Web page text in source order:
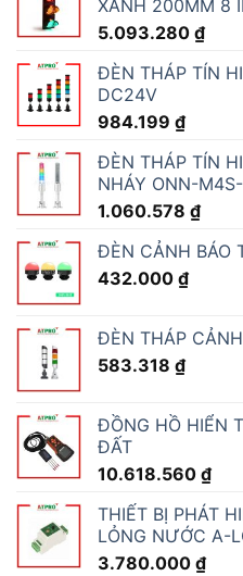
XANH 200MM 8
5.093.280 ₫
ĐÈN THÁP TÍN
DC24V
984.199 ₫
ĐÈN THÁP TÍN
NHÁY ONN-
1.060.578 ₫
ĐÈN CẢNH BÁO
432.000 ₫
ĐÈN THÁP
583.318 ₫
ĐỒNG HỒ HIỂN
ĐẤT
10.618.560 ₫
THIẾT BỊ PHÁT
LỎNG NƯỚC A-
3.780.000 ₫